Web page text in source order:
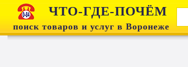
ЧТО-ГДЕ-ПОЧЁМ
поиск товаров и услуг в Воронеже